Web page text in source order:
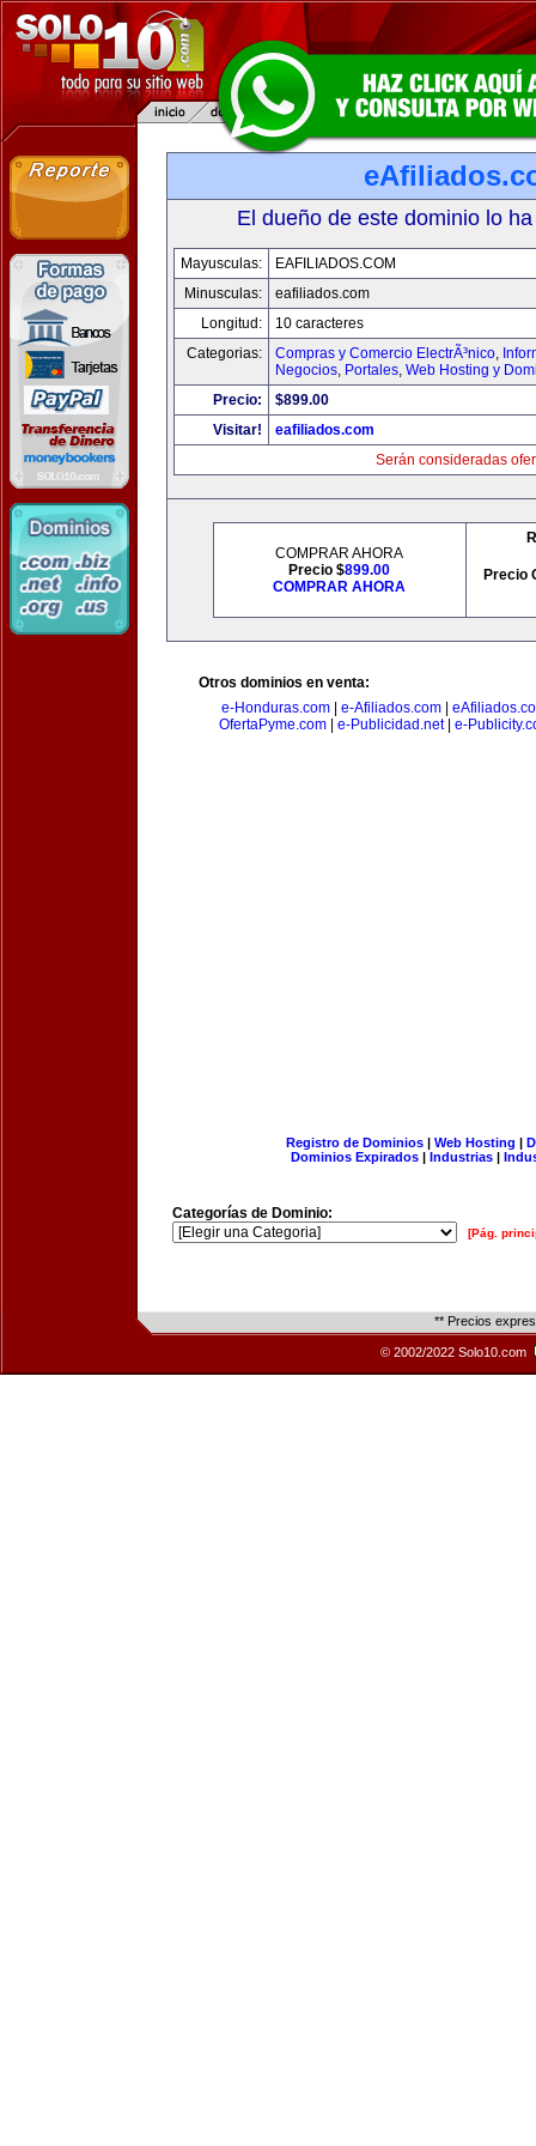
El dueño de este dominio lo
Mayusculas:
EAFILIADOS.COM
Minusculas:
eafiliados.com
Longitud:
10 caracteres
Categorias:
Compras y Comercio ElectrÃ³nico,
Negocios, Portales, Web Hosting y
Precio:
$899.00
Visitar!
eafiliados.com
Serán consideradas
COMPRAR AHORA
Precio $899.00
COMPRAR AHORA
Precio
Otros dominios en venta:
e-Honduras.com| e-Afiliados.com|
OfertaPyme.com| e-Publicidad.net| e-
Registro de Dominios| Web Hosting |
Dominios Expirados | Industrias |
Categorías de Dominio:
[Pág.
** Precios
© 2002/2022 Solo10.com